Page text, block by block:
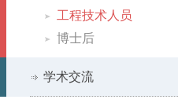
工程技术人员
博士后
学术交流